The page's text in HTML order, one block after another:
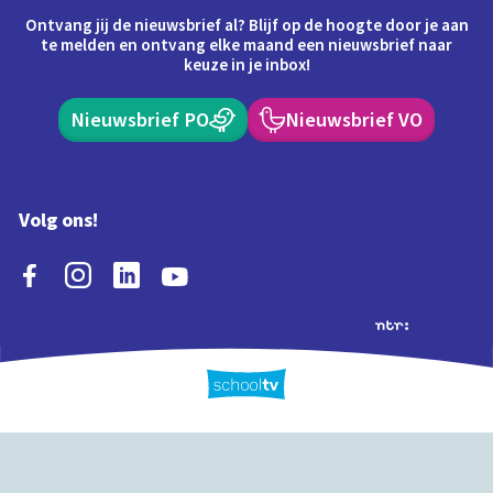
Ontvang jij de nieuwsbrief al? Blijf op de hoogte door je aan
te melden en ontvang elke maand een nieuwsbrief naar
keuze in je inbox!
Nieuwsbrief PO Nieuwsbrief VO
Volg ons!